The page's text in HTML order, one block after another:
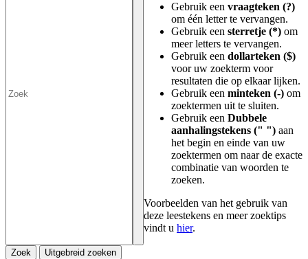
Gebruik een vraagteken (?)
om één letter te vervangen.
Gebruik een sterretje (*) om
meer letters te vervangen.
Gebruik een dollarteken ($)
voor uw zoekterm voor
resultaten die op elkaar lijken.
Gebruik een minteken (-) om
zoektermen uit te sluiten.
Gebruik een Dubbele
aanhalingstekens (" ") aan
het begin en einde van uw
zoektermen om naar de exacte
combinatie van woorden te
zoeken.
Voorbeelden van het gebruik van
deze leestekens en meer zoektips
vindt u hier.
Zoek Uitgebreid zoeken